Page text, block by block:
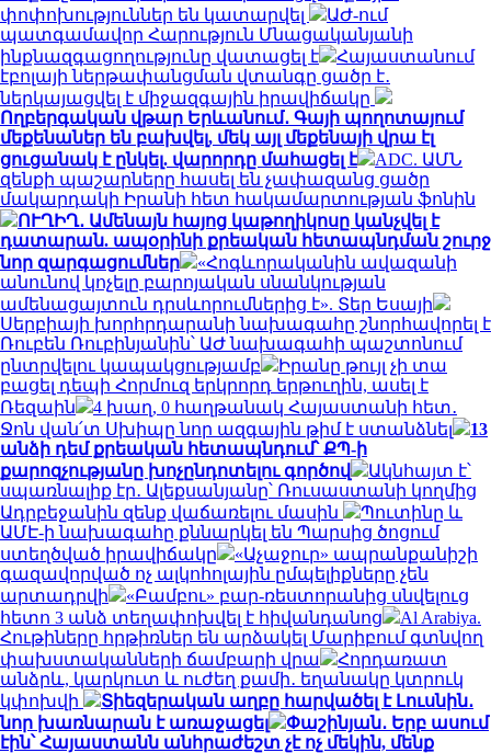
փոփոխություններ են կատարվել
ԱԺ-ում
պատգամավոր Հարություն Մնացականյանի
ինքնազգացողությունը վատացել է
Հայաստանում
էբոլայի ներթափանցման վտանգը ցածր է․
ներկայացվել է միջազգային իրավիճակը
Ողբերգական վթար Երևանում․ Գայի պողոտայում
մեքենաներ են բախվել, մեկ այլ մեքենայի վրա էլ
ցուցանակ է ընկել. վարորդը մահացել է
ADC. ԱՄՆ
զենքի պաշարները հասել են չափազանց ցածր
մակարդակի Իրանի հետ հակամարտության ֆոնին
ՈՒՂԻՂ․ Ամենայն հայոց կաթողիկոսը կանչվել է
դատարան. ապօրինի քրեական հետապնդման շուրջ
նոր զարգացումներ
«Հոգևորականին ավազանի
անունով կոչելը բարոյական սնանկության
ամենացայտուն դրսևորումներից է». Տեր Եսայի
Սերբիայի խորհրդարանի նախագահը շնորհավորել է
Ռուբեն Ռուբինյանին՝ ԱԺ նախագահի պաշտոնում
ընտրվելու կապակցությամբ
Իրանը թույլ չի տա
բացել դեպի Հորմուզ երկրորդ երթուղին, ասել է
Ռեզաին
4 խաղ, 0 հաղթանակ Հայաստանի հետ․
Ջոն վան՛տ Սխիպը նոր ազգային թիմ է ստանձնել
13
անձի դեմ քրեական հետապնդում՝ ՔՊ-ի
քարոզչությանը խոչընդոտելու գործով
Ակնհայտ է՝
սպառնալիք էր․ Ալեքսանյանը՝ Ռուսաստանի կողմից
Ադրբեջանին զենք վաճառելու մասին
Պուտինը և
ԱՄԷ-ի նախագահը քննարկել են Պարսից ծոցում
ստեղծված իրավիճակը
«Աչաջուր» ապրանքանիշի
գազավորված ոչ ալկոհոլային ըմպելիքները չեն
արտադրվի
«Բամբու» բար-ռեստորանից սնվելուց
հետո 3 անձ տեղափոխվել է հիվանդանոց
Al Arabiya.
Հութիները հրթիռներ են արձակել Մարիբում գտնվող
փախստականների ճամբարի վրա
Հորդառատ
անձրև, կարկուտ և ուժեղ քամի․ եղանակը կտրուկ
կփոխվի
Տիեզերական աղբը հարվածել է Լուսնին․
նոր խառնարան է առաջացել
Փաշինյան․ Երբ ասում
էին՝ Հայաստանն անհրաժեշտ չէ ոչ մեկին, մենք